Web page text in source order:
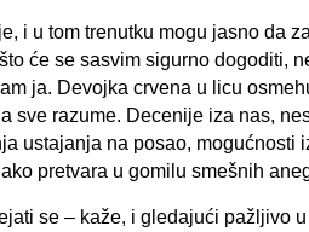
i u tom trenutku mogu jasno da
će se sasvim sigurno dogoditi,
ja. Devojka crvena u licu
sve razume. Decenije iza nas,
ustajanja na posao, mogućnosti
pretvara u gomilu smešnih
se – kaže, i gledajući pažljivo